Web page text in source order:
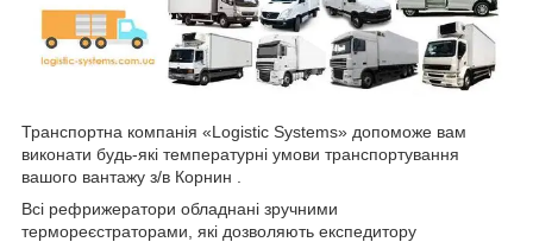
Транспортна компанія «Logistic Systems» допоможе вам
виконати будь-які температурні умови транспортування
вашого вантажу з/в Корнин .
Всі рефрижератори обладнані зручними
термореєстраторами, які дозволяють експедитору